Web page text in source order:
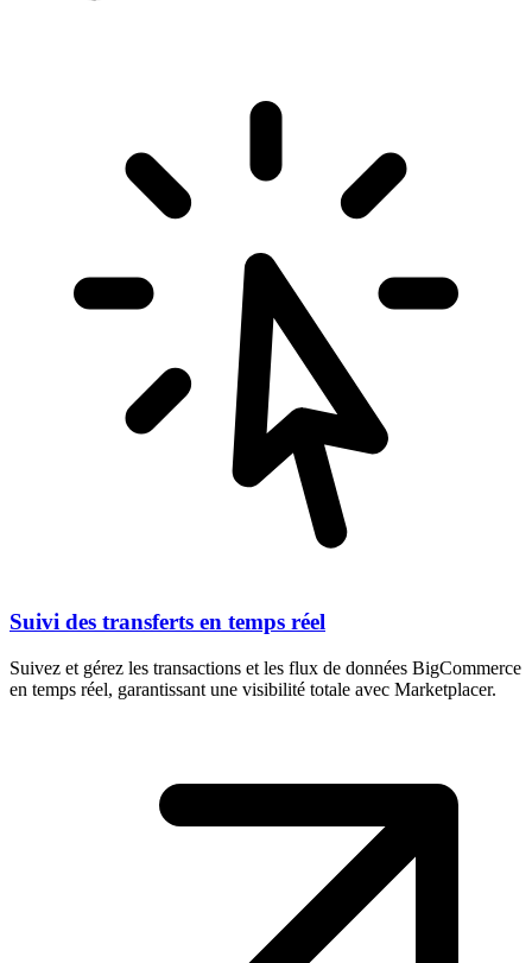
Suivi des transferts en temps réel
Suivez et gérez les transactions et les flux de données BigCommerce
en temps réel, garantissant une visibilité totale avec Marketplacer.